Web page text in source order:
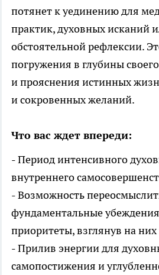
потянет к уединению для
практик, духовных исканий
обстоятельной рефлексии.
погружения в глубины
и прояснения истинных
и сокровенных желаний.
Что вас ждет впереди:
- Период интенсивного
внутреннего
- Возможность
фундаментальные
приоритеты, взглянув на
- Прилив энергии для
самопостижения и